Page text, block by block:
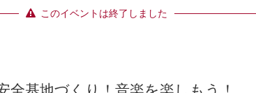
このイベントは終了しました